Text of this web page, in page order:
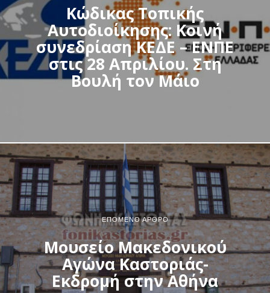
Κώδικας Τοπικής
Αυτοδιοίκησης: Κοινή
συνεδρίαση ΚΕΔΕ – ΕΝΠΕ
στις 28 Απριλίου. Στη
Βουλή τον Μάιο
ΕΠΌΜΕΝΟ ΆΡΘΡΟ
Μουσείο Μακεδονικού
Αγώνα Καστοριάς-
Εκδρομή στην Αθήνα